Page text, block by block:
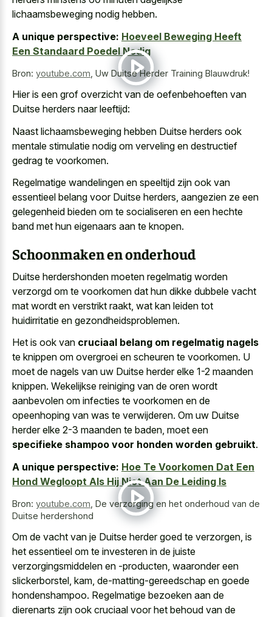
lichaamsbeweging nodig hebben.
A unique perspective: Hoeveel Beweging Heeft
Een Standaard Poedel Nodig
Bron: youtube.com Uw Duitse Herder Training Blauwdruk!
Hier is een grof overzicht van de oefenbehoeften van
Duitse herders naar leeftijd:
Naast lichaamsbeweging hebben Duitse herders ook
mentale stimulatie nodig om verveling en destructief
gedrag te voorkomen.
Regelmatige wandelingen en speeltijd zijn ook van
essentieel belang voor Duitse herders, aangezien ze een
gelegenheid bieden om te socialiseren en een hechte
band met hun eigenaars aan te knopen.
Schoonmaken en onderhoud
Duitse herdershonden moeten regelmatig worden
verzorgd om te voorkomen dat hun dikke dubbele vacht
mat wordt en verstrikt raakt , wat kan leiden tot
huidirritatie en gezondheidsproblemen.
Het is ook van cruciaal belang om regelmatig nagels
te knippen om overgroei en scheuren te voorkomen. U
moet de nagels van uw Duitse herder elke 1-2 maanden
knippen. Wekelijkse reiniging van de oren wordt
aanbevolen om infecties te voorkomen en de
opeenhoping van was te verwijderen. Om uw Duitse
herder elke 2-3 maanden te baden, moet een
specifieke shampoo voor honden worden gebruikt.
A unique perspective: Hoe Te Voorkomen Dat Een
Hond Wegloopt Als Hij Niet Aan De Leiding Is
Bron: youtube.com De verzorging en het onderhoud van de
Duitse herdershond
Om de vacht van je Duitse herder goed te verzorgen, is
het essentieel om te investeren in de juiste
verzorgingsmiddelen en -producten, waaronder een
slickerborstel, kam, de-matting-gereedschap en goede
hondenshampoo. Regelmatige bezoeken aan de
dierenarts zijn ook cruciaal voor het behoud van de